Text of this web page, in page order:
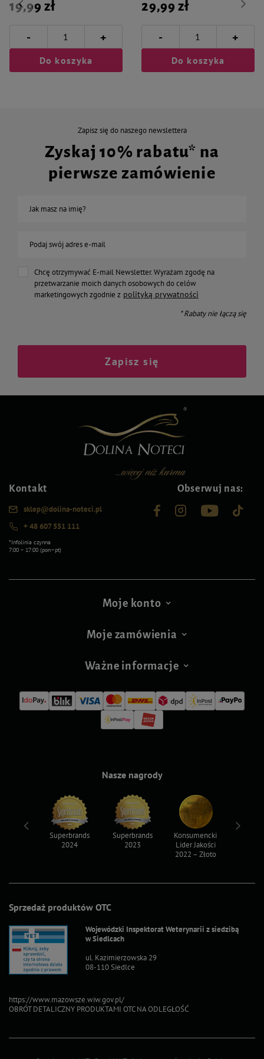
19,99 zł
- +
Do koszyka
29,99 zł
- +
Do koszyka
Zapisz się do naszego newslettera
Zyskaj 10% rabatu* na
pierwsze zamówienie
Jak masz na imię?
Podaj swój adres e-mail
Chcę otrzymywać E-mail Newsletter. Wyrażam zgodę na
przetwarzanie moich danych osobowych do celów
marketingowych zgodnie z polityką prywatności
* Rabaty nie łączą się
Zapisz się
Kontakt
sklep@dolina-noteci.pl
+ 48 607 551 111
*Infolinia czynna
7:00 – 17:00 (pon–pt)
Obserwuj nas:
Moje konto
Moje zamówienia
Ważne informacje
Sprzedaż produktów OTC
Wojewódzki Inspektorat Weterynarii z siedzibą
w Siedlcach
ul. Kazimierzowska 29
08-110 Siedlce
https://www.mazowsze.wiw.gov.pl/
OBRÓT DETALICZNY PRODUKTAMI OTC NA ODLEGŁOŚĆ
Nasze nagrody
Superbrands
2024
Superbrands
2023
Konsumencki
Lider Jakości
2022 – Złoto